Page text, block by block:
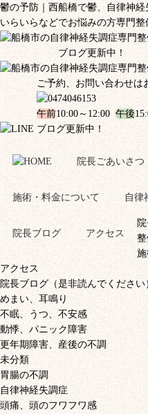
鬱の予防｜西船橋で鬱、自律神経
いらいらなどでお悩みの方専門整
ブログ更新中！
ご予約、お問い合わせは
午前10:00～12:00 午後
ブログ更新中！
院長ごあいさつ
施術・料金について 自律
院長ブログ アクセス
アクセス
院長ブログ（是非読んでください
めまい、耳鳴り
不眠、うつ、不安感
動悸、パニック障害
更年期障害、産後の不調
未分類
胃腸の不調
自律神経失調症
頭痛、頭のフワフワ感